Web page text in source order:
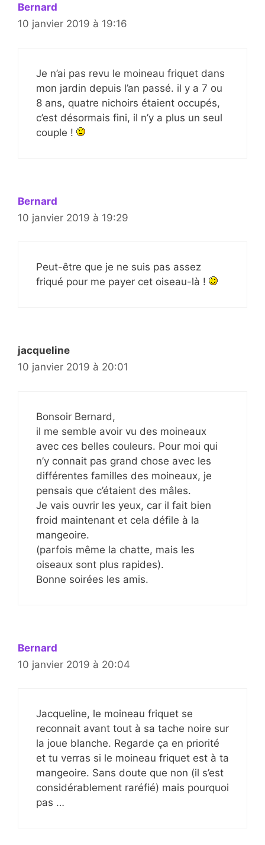
Bernard
10 janvier 2019 à 19:16
Je n’ai pas revu le moineau friquet dans
mon jardin depuis l’an passé. il y a 7 ou
8 ans, quatre nichoirs étaient occupés,
c’est désormais fini, il n’y a plus un seul
couple !
Bernard
10 janvier 2019 à 19:29
Peut-être que je ne suis pas assez
friqué pour me payer cet oiseau-là !
jacqueline
10 janvier 2019 à 20:01
Bonsoir Bernard,
il me semble avoir vu des moineaux
avec ces belles couleurs. Pour moi qui
n’y connait pas grand chose avec les
différentes familles des moineaux, je
pensais que c’étaient des mâles.
Je vais ouvrir les yeux, car il fait bien
froid maintenant et cela défile à la
mangeoire.
(parfois même la chatte, mais les
oiseaux sont plus rapides).
Bonne soirées les amis.
Bernard
10 janvier 2019 à 20:04
Jacqueline, le moineau friquet se
reconnait avant tout à sa tache noire sur
la joue blanche. Regarde ça en priorité
et tu verras si le moineau friquet est à ta
mangeoire. Sans doute que non (il s’est
considérablement raréfié) mais pourquoi
pas …